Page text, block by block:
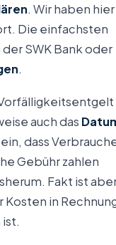
. Wir haben hier
Die einfachsten
SWK Bank oder
.
auch das
dass
Gebühr zahlen
Fakt ist
Kosten in